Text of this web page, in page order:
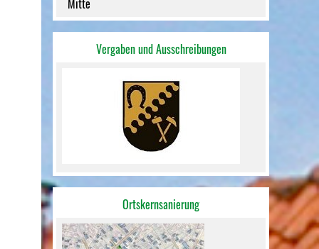
Mitte
Vergaben und Ausschreibungen
Ortskernsanierung